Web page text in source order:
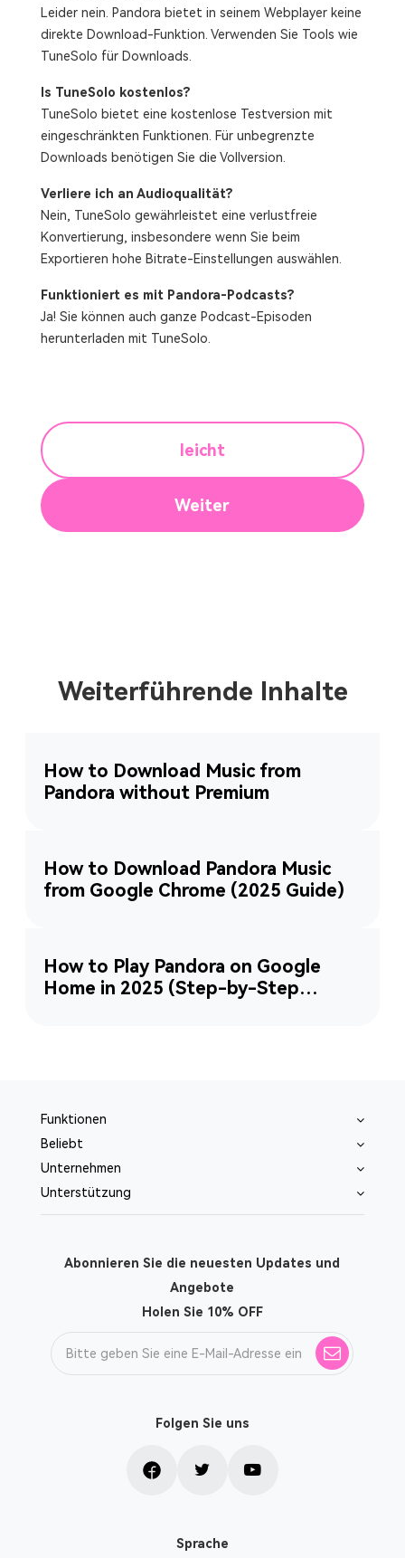
Leider nein. Pandora bietet in seinem Webplayer keine
direkte Download-Funktion. Verwenden Sie Tools wie
TuneSolo für Downloads.
Is TuneSolo kostenlos?
TuneSolo bietet eine kostenlose Testversion mit
eingeschränkten Funktionen. Für unbegrenzte
Downloads benötigen Sie die Vollversion.
Verliere ich an Audioqualität?
Nein, TuneSolo gewährleistet eine verlustfreie
Konvertierung, insbesondere wenn Sie beim
Exportieren hohe Bitrate-Einstellungen auswählen.
Funktioniert es mit Pandora-Podcasts?
Ja! Sie können auch ganze Podcast-Episoden
herunterladen mit TuneSolo.
leicht
Weiter
Weiterführende Inhalte
How to Download Music from
Pandora without Premium
How to Download Pandora Music
from Google Chrome (2025 Guide)
How to Play Pandora on Google
Home in 2025 (Step-by-Step
Funktionen
Beliebt
Unternehmen
Unterstützung
Abonnieren Sie die neuesten Updates und
Angebote
Holen Sie 10% OFF
Folgen Sie uns
Sprache